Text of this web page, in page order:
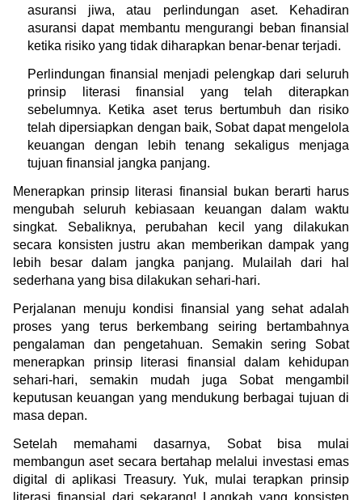
asuransi jiwa, atau perlindungan aset. Kehadiran
asuransi dapat membantu mengurangi beban finansial
ketika risiko yang tidak diharapkan benar-benar terjadi.
Perlindungan finansial menjadi pelengkap dari seluruh
prinsip literasi finansial yang telah diterapkan
sebelumnya. Ketika aset terus bertumbuh dan risiko
telah dipersiapkan dengan baik, Sobat dapat mengelola
keuangan dengan lebih tenang sekaligus menjaga
tujuan finansial jangka panjang.
Menerapkan prinsip literasi finansial bukan berarti harus
mengubah seluruh kebiasaan keuangan dalam waktu
singkat. Sebaliknya, perubahan kecil yang dilakukan
secara konsisten justru akan memberikan dampak yang
lebih besar dalam jangka panjang. Mulailah dari hal
sederhana yang bisa dilakukan sehari-hari.
Perjalanan menuju kondisi finansial yang sehat adalah
proses yang terus berkembang seiring bertambahnya
pengalaman dan pengetahuan. Semakin sering Sobat
menerapkan prinsip literasi finansial dalam kehidupan
sehari-hari, semakin mudah juga Sobat mengambil
keputusan keuangan yang mendukung berbagai tujuan di
masa depan.
Setelah memahami dasarnya, Sobat bisa mulai
membangun aset secara bertahap melalui investasi emas
digital di aplikasi Treasury. Yuk, mulai terapkan prinsip
literasi finansial dari sekarang! Langkah yang konsisten